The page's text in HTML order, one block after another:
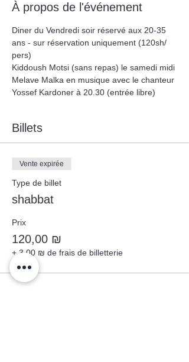
À propos de l'événement
Diner du Vendredi soir réservé aux 20-35
ans - sur réservation uniquement (120sh/
pers)
Kiddoush Motsi (sans repas) le samedi midi
Melave Malka en musique avec le chanteur
Yossef Kardoner à 20.30 (entrée libre)
Billets
Vente expirée
Type de billet
shabbat
Prix
120,00 ₪
+ 3,00 ₪ de frais de billetterie